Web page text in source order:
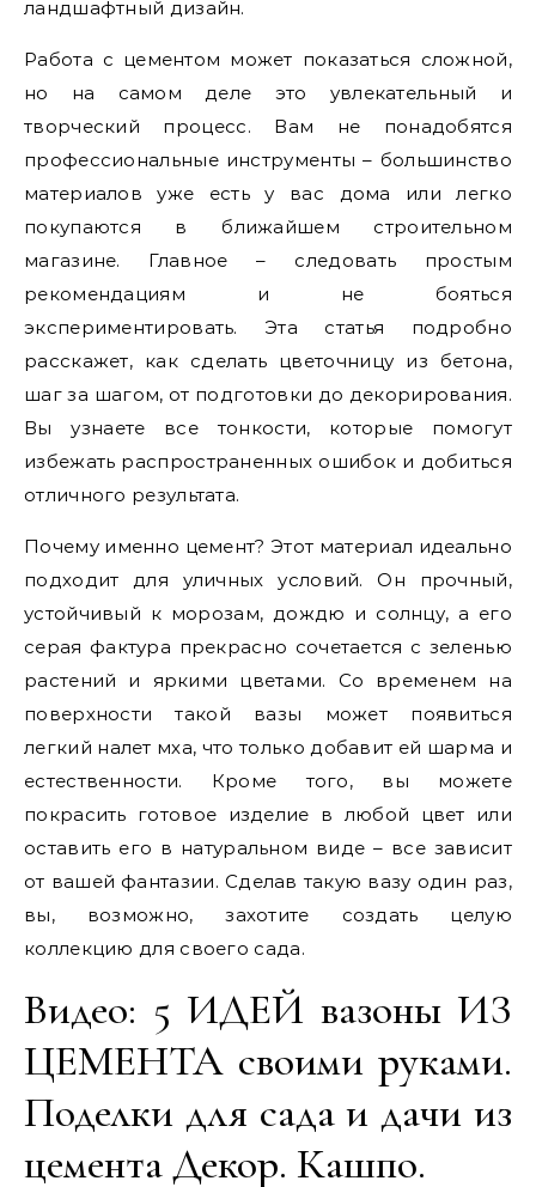
ландшафтный дизайн.
Работа с цементом может показаться сложной,
но на самом деле это увлекательный и
творческий процесс. Вам не понадобятся
профессиональные инструменты – большинство
материалов уже есть у вас дома или легко
покупаются в ближайшем строительном
магазине. Главное – следовать простым
рекомендациям и не бояться
экспериментировать. Эта статья подробно
расскажет, как сделать цветочницу из бетона,
шаг за шагом, от подготовки до декорирования.
Вы узнаете все тонкости, которые помогут
избежать распространенных ошибок и добиться
отличного результата.
Почему именно цемент? Этот материал идеально
подходит для уличных условий. Он прочный,
устойчивый к морозам, дождю и солнцу, а его
серая фактура прекрасно сочетается с зеленью
растений и яркими цветами. Со временем на
поверхности такой вазы может появиться
легкий налет мха, что только добавит ей шарма и
естественности. Кроме того, вы можете
покрасить готовое изделие в любой цвет или
оставить его в натуральном виде – все зависит
от вашей фантазии. Сделав такую вазу один раз,
вы, возможно, захотите создать целую
коллекцию для своего сада.
Видео: 5 ИДЕЙ вазоны ИЗ
ЦЕМЕНТА своими руками.
Поделки для сада и дачи из
цемента Декор. Кашпо.